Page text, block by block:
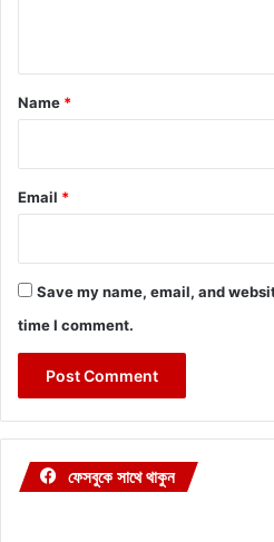
*
Name *
Email *
Save my name, email, and
time I comment.
ফেসবুকে সাথে থাকুন